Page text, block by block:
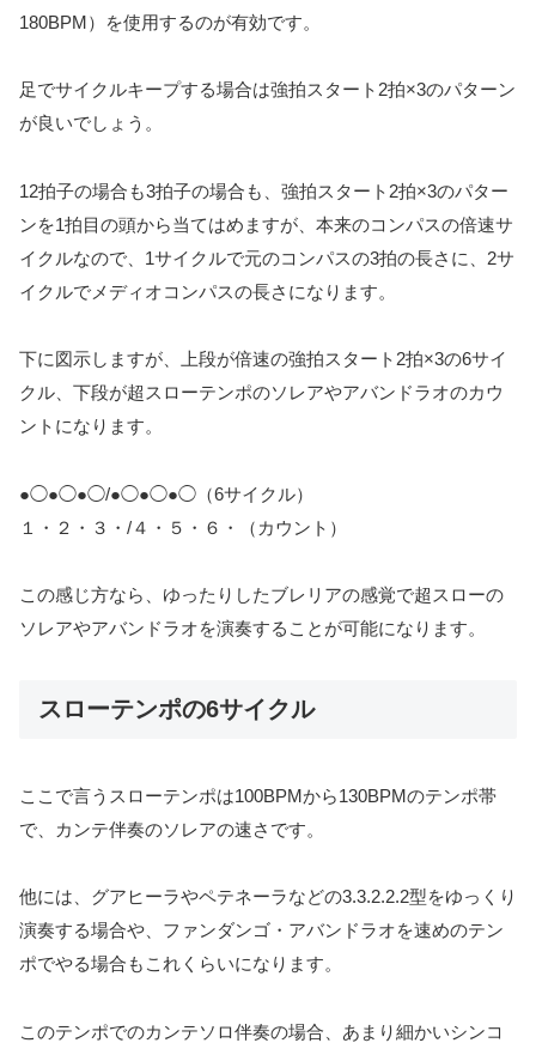
180BPM）を使用するのが有効です。
足でサイクルキープする場合は強拍スタート2拍×3のパターン
が良いでしょう。
12拍子の場合も3拍子の場合も、強拍スタート2拍×3のパター
ンを1拍目の頭から当てはめますが、本来のコンパスの倍速サ
イクルなので、1サイクルで元のコンパスの3拍の長さに、2サ
イクルでメディオコンパスの長さになります。
下に図示しますが、上段が倍速の強拍スタート2拍×3の6サイ
クル、下段が超スローテンポのソレアやアバンドラオのカウ
ントになります。
●◯●◯●◯/●◯●◯●◯（6サイクル）
１・２・３・/４・５・６・（カウント）
この感じ方なら、ゆったりしたブレリアの感覚で超スローの
ソレアやアバンドラオを演奏することが可能になります。
スローテンポの6サイクル
ここで言うスローテンポは100BPMから130BPMのテンポ帯
で、カンテ伴奏のソレアの速さです。
他には、グアヒーラやペテネーラなどの3.3.2.2.2型をゆっくり
演奏する場合や、ファンダンゴ・アバンドラオを速めのテン
ポでやる場合もこれくらいになります。
このテンポでのカンテソロ伴奏の場合、あまり細かいシンコ